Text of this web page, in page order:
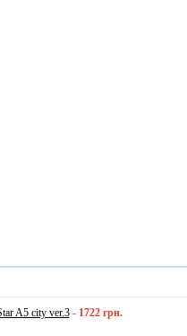
A5 city ver.3- 1722 грн.